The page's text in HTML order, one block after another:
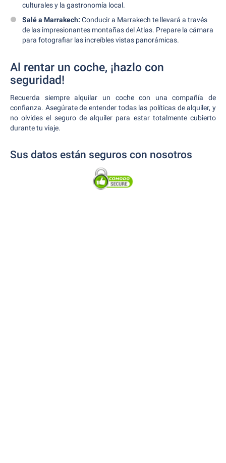
culturales y la gastronomía local.
Salé a Marrakech: Conducir a Marrakech te llevará a través
de las impresionantes montañas del Atlas. Prepare la cámara
para fotografiar las increíbles vistas panorámicas.
Al rentar un coche, ¡hazlo con
seguridad!
Recuerda siempre alquilar un coche con una compañía de
confianza. Asegúrate de entender todas las políticas de alquiler, y
no olvides el seguro de alquiler para estar totalmente cubierto
durante tu viaje.
Sus datos están seguros con nosotros